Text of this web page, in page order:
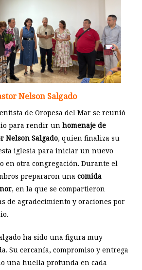
Nelson Salgado
de Oropesa del Mar se reunió
para rendir un homenaje de
Nelson Salgado, quien finaliza su
iglesia para iniciar un nuevo
en otra congregación. Durante el
prepararon una comida
, en la que se compartieron
de agradecimiento y oraciones por
ha sido una figura muy
Su cercanía, compromiso y entrega
una huella profunda en cada